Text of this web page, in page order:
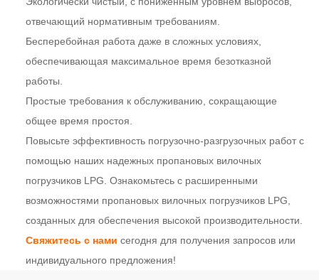
отвечающий нормативным требованиям.
Бесперебойная работа даже в сложных условиях,
обеспечивающая максимальное время безотказной
работы.
Простые требования к обслуживанию, сокращающие
общее время простоя.
Повысьте эффективность погрузочно-разгрузочных работ с
помощью наших надежных пропановых вилочных
погрузчиков LPG. Ознакомьтесь с расширенными
возможностями пропановых вилочных погрузчиков LPG,
созданных для обеспечения высокой производительности.
Свяжитесь с нами сегодня для получения запросов или
индивидуального предложения!